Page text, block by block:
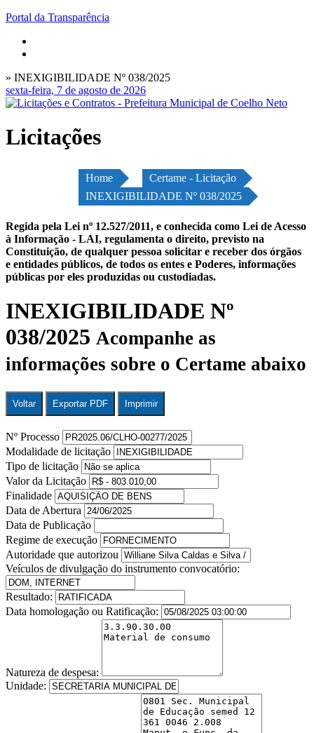
Portal da Transparência
» INEXIGIBILIDADE Nº 038/2025
sexta-feira, 7 de agosto de 2026
Licitações
Home
Certame - Licitação
INEXIGIBILIDADE Nº 038/2025
Regida pela Lei nº 12.527/2011, e conhecida como Lei de Acesso
à Informação - LAI, regulamenta o direito, previsto na
Constituição, de qualquer pessoa solicitar e receber dos órgãos
e entidades públicos, de todos os entes e Poderes, informações
públicas por eles produzidas ou custodiadas.
INEXIGIBILIDADE Nº
038/2025 Acompanhe as
informações sobre o Certame abaixo
Voltar Exportar PDF Imprimir
Nº Processo
Modalidade de licitação
Tipo de licitação
Valor da Licitação
Finalidade
Data de Abertura
Data de Publicação
Regime de execução
Autoridade que autorizou
Veículos de divulgação do instrumento convocatório:
Resultado:
Data homologação ou Ratificação:
Natureza de despesa:
Unidade: